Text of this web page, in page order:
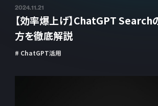
2024.11.21
【効率爆上げ】ChatGPT Search
方を徹底解説
# ChatGPT活用